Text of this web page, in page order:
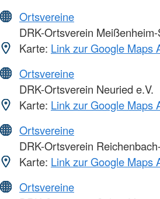
Ortsvereine
DRK-Ortsverein
Karte: Link zur Google Maps
Ortsvereine
DRK-Ortsverein Neuried e.V.
Karte: Link zur Google Maps
Ortsvereine
DRK-Ortsverein
Karte: Link zur Google Maps
Ortsvereine